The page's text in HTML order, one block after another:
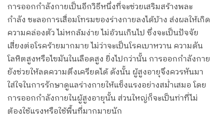
การออกกำลังกายเป็นอีกวิธีหนึ่งที่จะช่วยเสริมสร้างพละ
กำลัง ชะลอการเสื่อมโทรมของร่างกายลงได้บ้าง ส่งผลให้เกิด
ความคล่องตัว ไม่หกล้มง่าย ไม่อ้วนเกินไป ซึ่งจะเป็นปัจจัย
เสี่ยงต่อโรคร้ายมากมาย ไม่ว่าจะเป็นโรคเบาหวาน ความดัน
โลหิตสูงหรือไขมันในเลือดสูง ยิ่งไปกว่านั้น การออกกำลังกาย
ยังช่วยให้ลดความตึงเครียดได้ ดังนั้น ผู้สูงอายุจึงควรหันมา
ใส่ใจในการรักษาดูแลร่างกายให้แข็งแรงอย่างสม่ำเสมอ โดย
การออกกำลังกายในผู้สูงอายุนั้น ส่วนใหญ่ก็จะเป็นท่าที่ไม่
ต้องใช้แรงหรือใช้พื้นที่มากมายนัก